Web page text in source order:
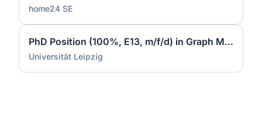
home24 SE
PhD Position (100%, E13, m/f/d) in Graph Machine Learning at Data Science Center (DSC) - ScaDS.AI
Universität Leipzig